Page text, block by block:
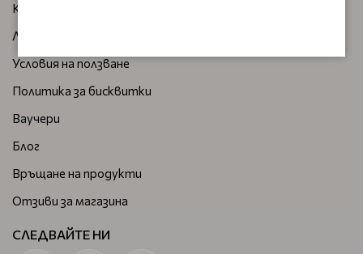
Как да поръчам
Лични данни
Условия на ползване
Политика за бисквитки
Ваучери
Блог
Връщане на продукти
Отзиви за магазина
СЛЕДВАЙТЕ НИ